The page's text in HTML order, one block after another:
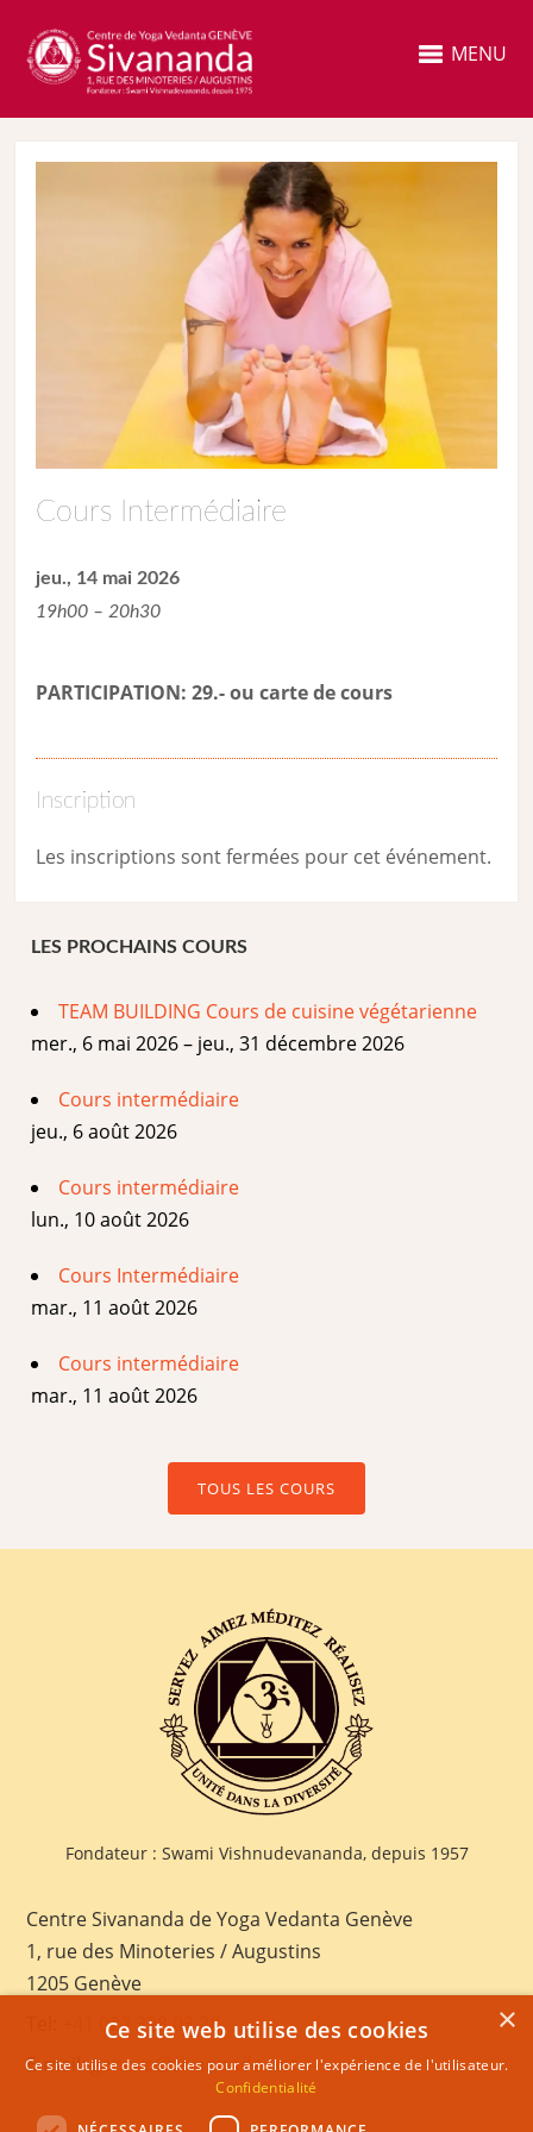
MENU
Cours Intermédiaire
jeu., 14 mai 2026
19h00 – 20h30
PARTICIPATION: 29.- ou carte de cours
Inscription
Les inscriptions sont fermées pour cet événement.
LES PROCHAINS COURS
TEAM BUILDING Cours de cuisine végétarienne
mer., 6 mai 2026 – jeu., 31 décembre 2026
Cours intermédiaire
jeu., 6 août 2026
Cours intermédiaire
lun., 10 août 2026
Cours Intermédiaire
mar., 11 août 2026
Cours intermédiaire
mar., 11 août 2026
TOUS LES COURS
Fondateur : Swami Vishnudevananda, depuis 1957
Centre Sivananda de Yoga Vedanta Genève
1, rue des Minoteries / Augustins
1205 Genève
+41 022 328 03 28
E-mail:geneva@sivananda.net
×
Ce site web utilise des cookies
Ce site utilise des cookies pour améliorer l'expérience de l'utilisateur.
Confidentialité